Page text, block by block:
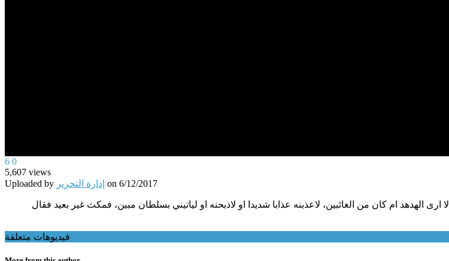
0
seconds
of
0
secondsVolume
6 0
5,607 views
Uploaded by إدارة التحرير on 6/12/2017
ام كان من الغائبين، لاعذبنه عذابا شديدا او لاذبحنه او لياتيني بسلطان مبين، فمكث غير بعيد فقال
فيديوهات متعلقة